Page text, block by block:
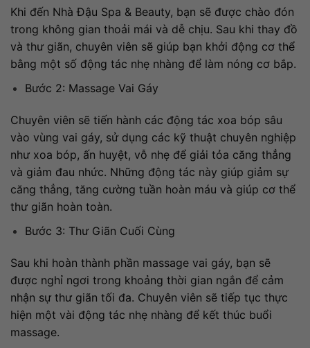
Khi đến Nhà Đậu Spa & Beauty, bạn sẽ được chào đón
trong không gian thoải mái và dễ chịu. Sau khi thay đồ
và thư giãn, chuyên viên sẽ giúp bạn khởi động cơ thể
bằng một số động tác nhẹ nhàng để làm nóng cơ bắp.
Bước 2: Massage Vai Gáy
Chuyên viên sẽ tiến hành các động tác xoa bóp sâu
vào vùng vai gáy, sử dụng các kỹ thuật chuyên nghiệp
như xoa bóp, ấn huyệt, vỗ nhẹ để giải tỏa căng thẳng
và giảm đau nhức. Những động tác này giúp giảm sự
căng thẳng, tăng cường tuần hoàn máu và giúp cơ thể
thư giãn hoàn toàn.
Bước 3: Thư Giãn Cuối Cùng
Sau khi hoàn thành phần massage vai gáy, bạn sẽ
được nghỉ ngơi trong khoảng thời gian ngắn để cảm
nhận sự thư giãn tối đa. Chuyên viên sẽ tiếp tục thực
hiện một vài động tác nhẹ nhàng để kết thúc buổi
massage.